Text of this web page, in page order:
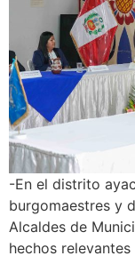
-En el distrito
burgomaestres y
Alcaldes de
hechos